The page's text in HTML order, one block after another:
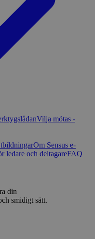
Vilja mötas -
Om Sensus e-
ledare och deltagareFAQ
din
smidigt sätt.